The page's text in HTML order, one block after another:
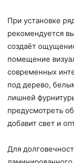
При установке
рекомендуется
создаёт
помещение
современных
под дерево,
лишней
предусмотреть
добавит свет и
Для